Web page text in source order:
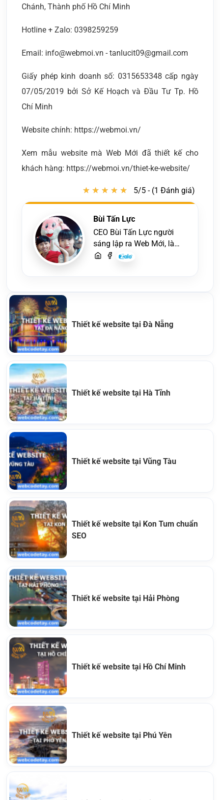
Chánh, Thành phố Hồ Chí Minh
Hotline + Zalo: 0398259259
Email: info@webmoi.vn - tanlucit09@gmail.com
Giấy phép kinh doanh số: 0315653348 cấp ngày
07/05/2019 bởi Sở Kế Hoạch và Đầu Tư Tp. Hồ
Chí Minh
Website chính: https://webmoi.vn/
Xem mẫu website mà Web Mới đã thiết kế cho
khách hàng: https://webmoi.vn/thiet-ke-website/
★ ★ ★ ★ ★
★ ★ ★ ★ ★ 5/5 - (1 Đánh giá)
Bùi Tấn Lực
CEO Bùi Tấn Lực người
sáng lập ra Web Mới, là
một lập trình viên, người
Thiết kế website tại Đà Nẵng
Thiết kế website tại Hà Tĩnh
Thiết kế website tại Vũng Tàu
Thiết kế website tại Kon Tum chuẩn
SEO
Thiết kế website tại Hải Phòng
Thiết kế website tại Hồ Chí Minh
Thiết kế website tại Phú Yên